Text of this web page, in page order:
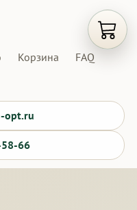
Корзина FAQ
opt.ru
66